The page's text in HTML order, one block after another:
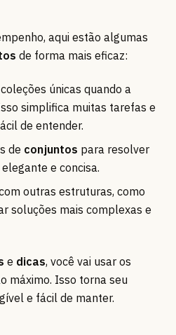
aqui estão algumas
de forma mais eficaz:
únicas quando a
simplifica muitas tarefas e
de entender.
de conjuntos para resolver
e concisa.
outras estruturas, como
soluções mais complexas e
e dicas, você vai usar os
máximo. Isso torna seu
e fácil de manter.